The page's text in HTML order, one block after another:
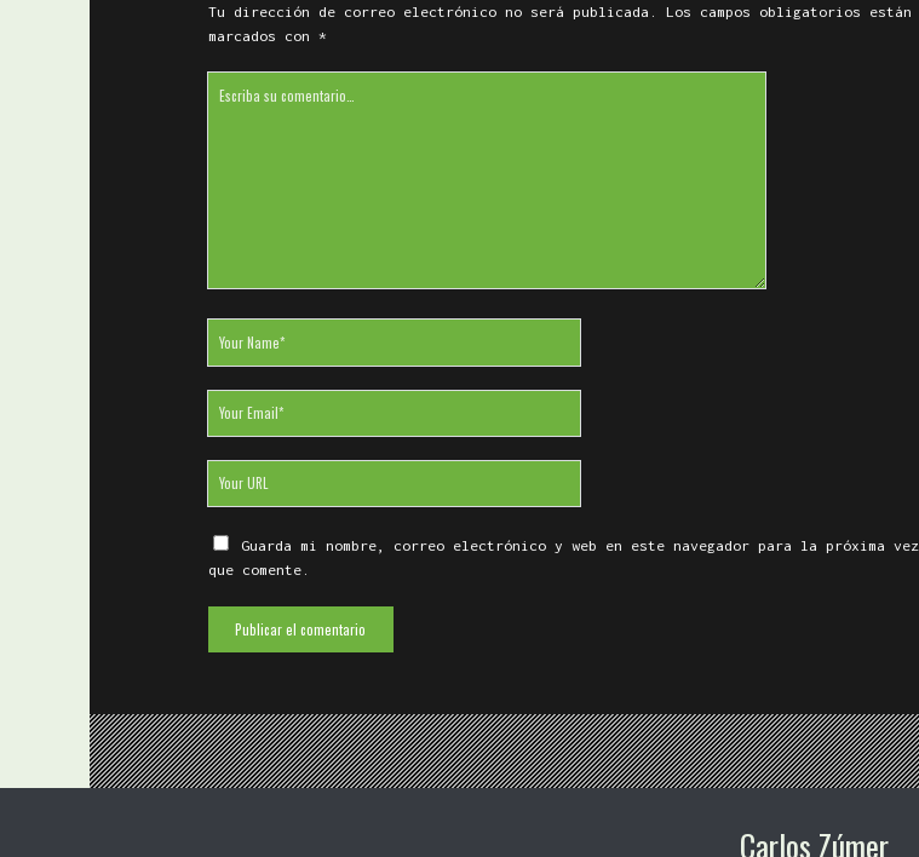
Tu dirección de correo electrónico no será publicada.
Los campos obligatorios están
marcados con *
comentario
Name
Email
Website
Guarda mi nombre, correo electrónico y web en este navegador para la próxima vez
que comente.
Carlos Zúmer